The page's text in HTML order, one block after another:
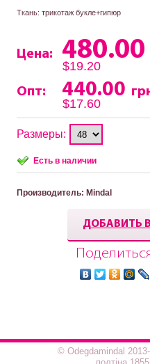
Ткань: трикотаж букле+гипюр
Цена: 480.00
$19.20
Опт:
440.00
$17.60
Размеры:
Есть в наличии
Производитель: Mindal
ДОБАВИТЬ
© Odegdamindal